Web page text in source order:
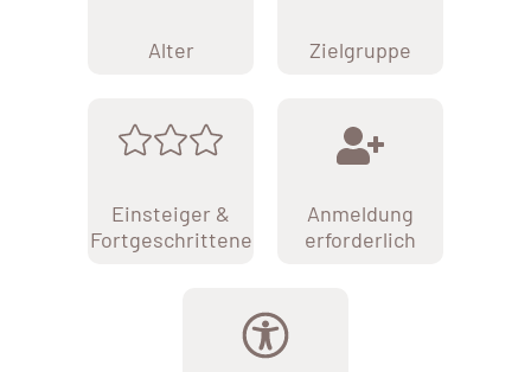
Alter Zielgruppe
Einsteiger &
Fortgeschrittene
Anmeldung
erforderlich